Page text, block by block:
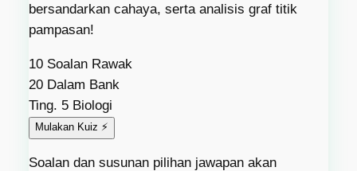
bersandarkan cahaya, serta analisis graf titik
pampasan!
10 Soalan Rawak
20 Dalam Bank
Ting. 5 Biologi
Mulakan Kuiz ⚡
Soalan dan susunan pilihan jawapan akan